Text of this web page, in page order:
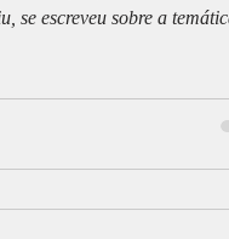
se escreveu sobre a